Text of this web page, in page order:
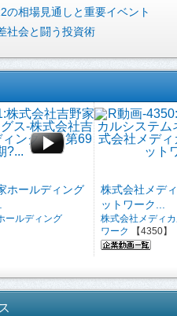
の相場見通しと重要イベント
社会と闘う投資術
ホールディング
ールディング
株式会社メデ
ットワーク...
株式会社メディ
ワーク
【4350】